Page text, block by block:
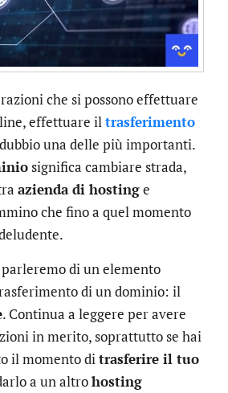
che si possono effettuare
effettuare iltrasferimento
una delle più importanti.
significa cambiare strada,
azienda di hostinge
che fino a quel momento
di un elemento
di un dominio: il
. Continua a leggere per avere
in merito, soprattutto se hai
il momento ditrasferire il tuo
a un altrohosting